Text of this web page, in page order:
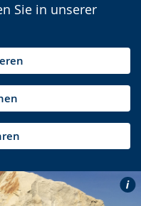
Sie in unserer